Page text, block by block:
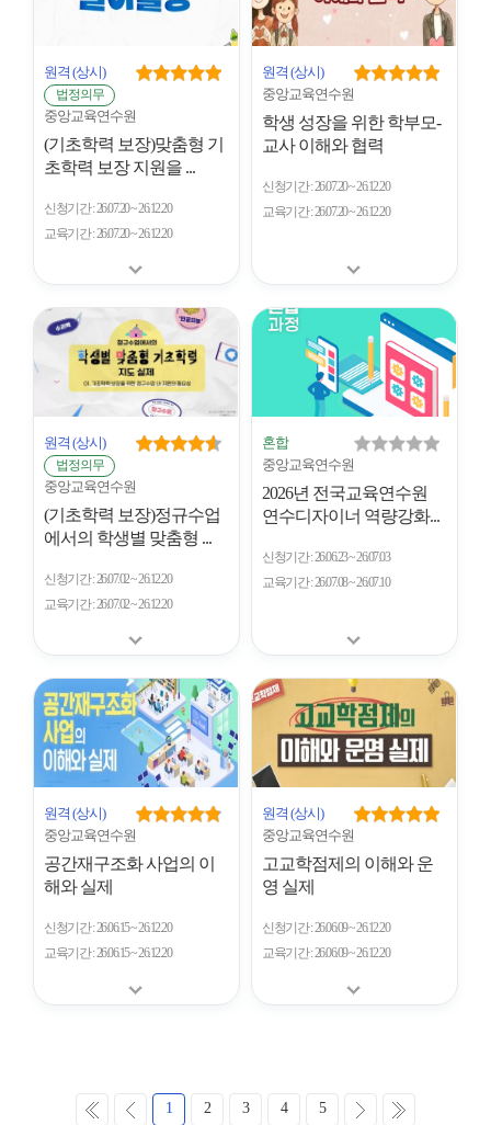
원격 (상시)
법정의무
중앙교육연수원
(기초학력 보장)맞춤형 기
초학력 보장 지원을 ...
신청기간 26.07.20 ~ 26.12.20
교육기간 26.07.20 ~ 26.12.20
원격 (상시)
중앙교육연수원
학생 성장을 위한 학부모-
교사 이해와 협력
신청기간 26.07.20 ~ 26.12.20
교육기간 26.07.20 ~ 26.12.20
원격 (상시)
법정의무
중앙교육연수원
(기초학력 보장)정규수업
에서의 학생별 맞춤형 ...
신청기간 26.07.02 ~ 26.12.20
교육기간 26.07.02 ~ 26.12.20
혼합
중앙교육연수원
2026년 전국교육연수원
연수디자이너 역량강화...
신청기간 26.06.23 ~ 26.07.03
교육기간 26.07.08 ~ 26.07.10
원격 (상시)
중앙교육연수원
공간재구조화 사업의 이
해와 실제
신청기간 26.06.15 ~ 26.12.20
교육기간 26.06.15 ~ 26.12.20
원격 (상시)
중앙교육연수원
고교학점제의 이해와 운
영 실제
신청기간 26.06.09 ~ 26.12.20
교육기간 26.06.09 ~ 26.12.20
처 이 1 2 3 4 5 다 마